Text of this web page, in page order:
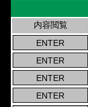
内容閲覧